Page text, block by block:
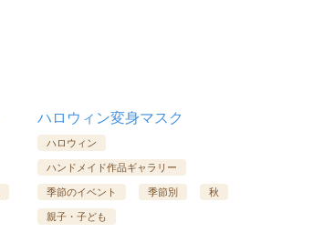
ハロウィン変身マスク
ハロウィン
ハンドメイド作品ギャラリー
季節のイベント 季節別 秋
親子・子ども